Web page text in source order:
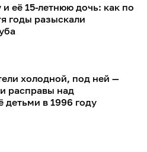
её 15-летнюю дочь: как по
годы разыскали
холодной, под ней —
расправы над
детьми в 1996 году